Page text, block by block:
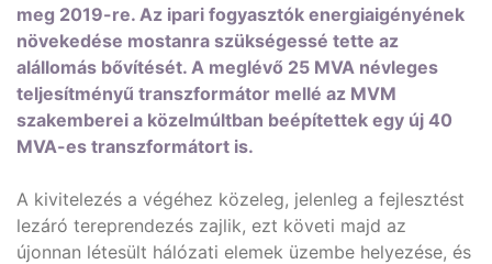
meg 2019-re. Az ipari fogyasztók energiaigényének
növekedése mostanra szükségessé tette az
alállomás bővítését. A meglévő 25 MVA névleges
teljesítményű transzformátor mellé az MVM
szakemberei a közelmúltban beépítettek egy új 40
MVA-es transzformátort is.
A kivitelezés a végéhez közeleg, jelenleg a fejlesztést
lezáró tereprendezés zajlik, ezt követi majd az
újonnan létesült hálózati elemek üzembe helyezése, és